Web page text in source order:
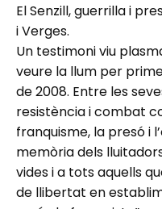
El Senzill, guerrilla i
i Verges.
Un testimoni viu
veure la llum per
de 2008. Entre les
resistència i combat
franquisme, la presó i
memòria dels
vides i a tots aquells
de llibertat en